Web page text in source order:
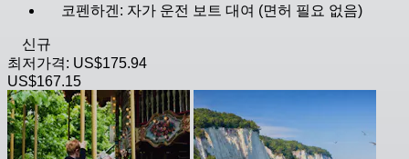
코펜하겐: 자가 운전 보트 대여 (면허 필요 없음)
신규
최저가격: US$175.94
US$167.15